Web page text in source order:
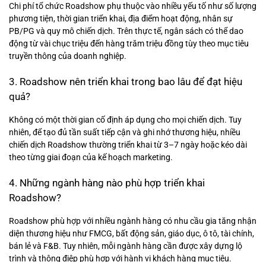
Chi phí tổ chức Roadshow phụ thuộc vào nhiều yếu tố như số lượng
phương tiện, thời gian triển khai, địa điểm hoạt động, nhân sự
PB/PG và quy mô chiến dịch. Trên thực tế, ngân sách có thể dao
động từ vài chục triệu đến hàng trăm triệu đồng tùy theo mục tiêu
truyền thông của doanh nghiệp.
3. Roadshow nên triển khai trong bao lâu để đạt hiệu
quả?
Không có một thời gian cố định áp dụng cho mọi chiến dịch. Tuy
nhiên, để tạo đủ tần suất tiếp cận và ghi nhớ thương hiệu, nhiều
chiến dịch Roadshow thường triển khai từ 3–7 ngày hoặc kéo dài
theo từng giai đoạn của kế hoạch marketing.
4. Những ngành hàng nào phù hợp triển khai
Roadshow?
Roadshow phù hợp với nhiều ngành hàng có nhu cầu gia tăng nhận
diện thương hiệu như FMCG, bất động sản, giáo dục, ô tô, tài chính,
bán lẻ và F&B. Tuy nhiên, mỗi ngành hàng cần được xây dựng lộ
trình và thông điệp phù hợp với hành vi khách hàng mục tiêu.